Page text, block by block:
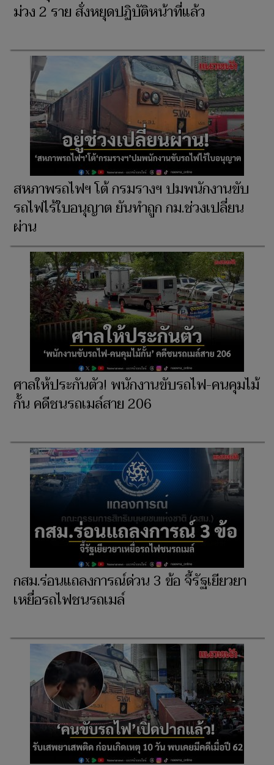
ม่วง 2 ราย สั่งหยุดปฏิบัติหน้าที่แล้ว
สหภาพรถไฟฯ โต้ กรมรางฯ ปมพนักงานขับ
รถไฟไร้ใบอนุญาต ยันทำถูก กม.ช่วงเปลี่ยน
ผ่าน
ศาลให้ประกันตัว! พนักงานขับรถไฟ-คนคุมไม้
กั้น คดีชนรถเมล์สาย 206
กสม.ร่อนแถลงการณ์ด่วน 3 ข้อ จี้รัฐเยียวยา
เหยื่อรถไฟชนรถเมล์